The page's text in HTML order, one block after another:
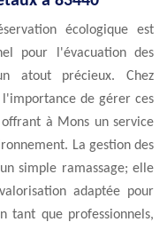
écologique est
pour l'évacuation des
atout précieux. Chez
l'importance de gérer ces
à Mons un service
La gestion des
simple ramassage; elle
adaptée pour
tant que professionnels,